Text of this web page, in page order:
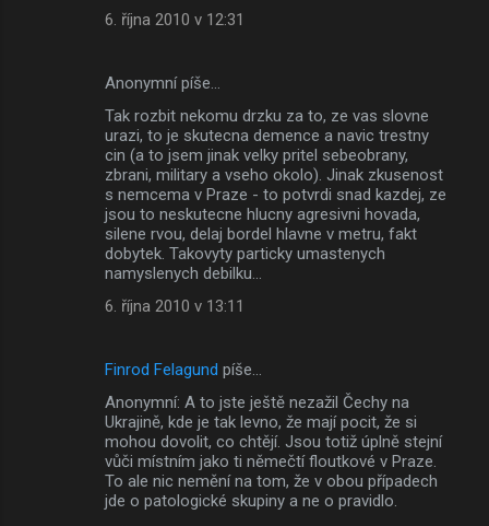
6. října 2010 v 12:31
Anonymní píše…
Tak rozbit nekomu drzku za to, ze vas slovne
urazi, to je skutecna demence a navic trestny
cin (a to jsem jinak velky pritel sebeobrany,
zbrani, military a vseho okolo). Jinak zkusenost
s nemcema v Praze - to potvrdi snad kazdej, ze
jsou to neskutecne hlucny agresivni hovada,
silene rvou, delaj bordel hlavne v metru, fakt
dobytek. Takovyty particky umastenych
namyslenych debilku...
6. října 2010 v 13:11
Finrod Felagund píše…
Anonymní: A to jste ještě nezažil Čechy na
Ukrajině, kde je tak levno, že mají pocit, že si
mohou dovolit, co chtějí. Jsou totiž úplně stejní
vůči místním jako ti němečtí floutkové v Praze.
To ale nic nemění na tom, že v obou případech
jde o patologické skupiny a ne o pravidlo.